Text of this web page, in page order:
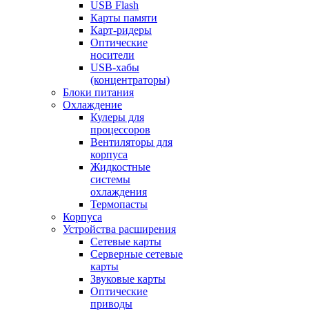
USB Flash
Карты памяти
Карт-ридеры
Оптические
носители
USB-хабы
(концентраторы)
Блоки питания
Охлаждение
Кулеры для
процессоров
Вентиляторы для
корпуса
Жидкостные
системы
охлаждения
Термопасты
Корпуса
Устройства расширения
Сетевые карты
Серверные сетевые
карты
Звуковые карты
Оптические
приводы